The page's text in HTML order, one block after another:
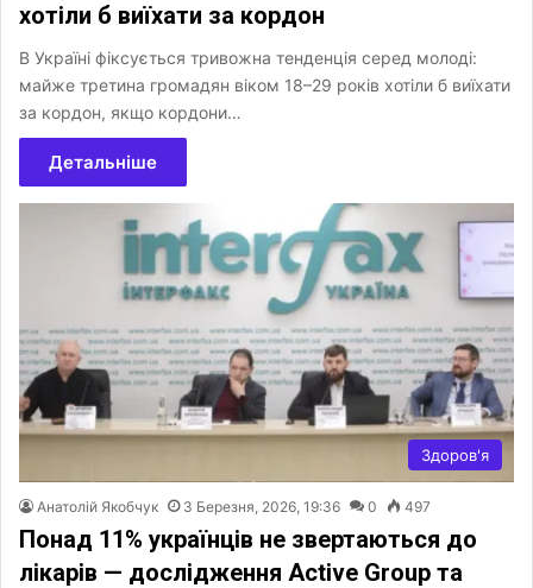
хотіли б виїхати за кордон
В Україні фіксується тривожна тенденція серед молоді:
майже третина громадян віком 18–29 років хотіли б виїхати
за кордон, якщо кордони…
Детальніше
Здоров'я
Анатолій Якобчук 3 Березня, 2026, 19:36 0 497
Понад 11% українців не звертаються до
лікарів — дослідження Active Group та